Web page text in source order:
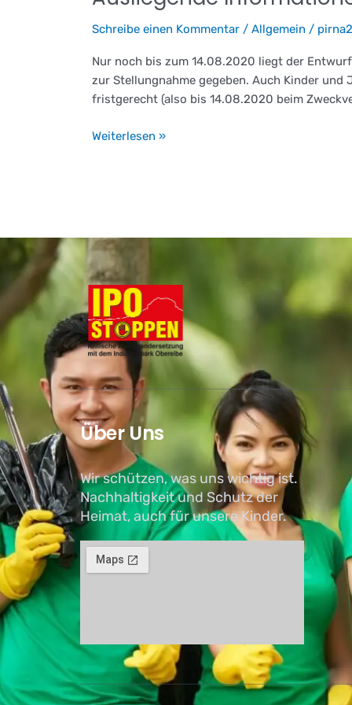
Schreibe einen Kommentar / Allgemein /
Nur noch bis zum 14.08.2020 liegt der
zur Stellungnahme gegeben. Auch Kinder
fristgerecht (also bis 14.08.2020 beim
Informationen
und
gegen
den
IPO
Weiterlesen »
Über Uns
Wir schützen, was uns wichtig ist.
Nachhaltigkeit und Schutz der
Heimat, auch für unsere Kinder.